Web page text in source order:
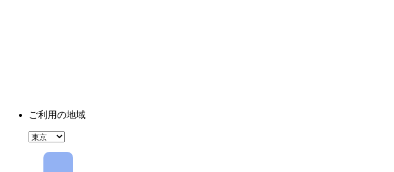
ご利用の地域